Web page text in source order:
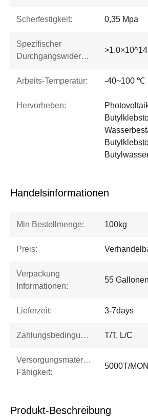
Scherfestigkeit: 0,35 Mpa
Spezifischer
Durchgangswiderstand:
Arbeits-Temperatur: -40~100 ℃
Hervorheben:
Handelsinformationen
Min Bestellmenge: 100kg
Preis:
Verpackung
Informationen:
55
Lieferzeit: 3-7days
Zahlungsbedingungen: T/T, L/C
Versorgungsmaterial-
Fähigkeit:
5000T/
Produkt-Beschreibung